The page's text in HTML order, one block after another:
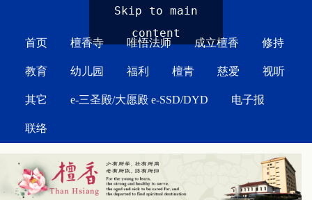
Skip to main
content
首页 檀香寺 唯悟法师 成立檀香 修持
教育 幼儿园 福利 檀青 慈爱 视听
其它 e-三圣殿/大愿殿 e-SSD/DYD 电子报
联络